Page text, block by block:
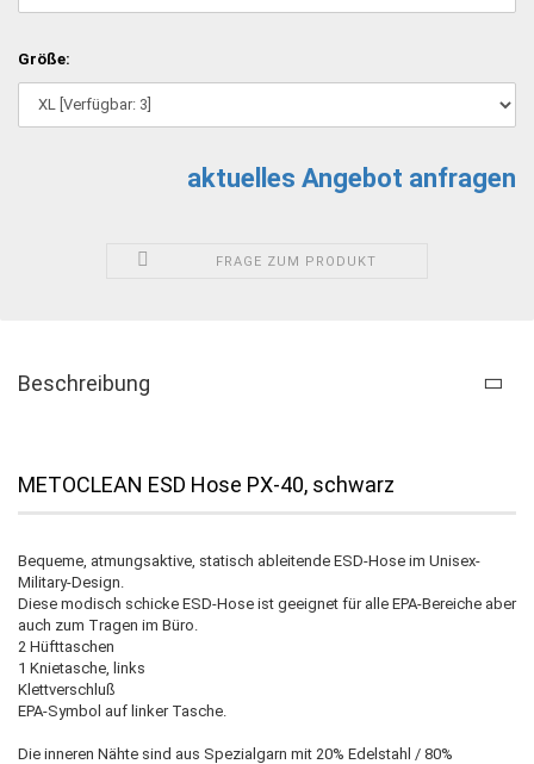
Größe:
aktuelles Angebot anfragen
FRAGE ZUM PRODUKT
Beschreibung
METOCLEAN ESD Hose PX-40, schwarz
Bequeme, atmungsaktive, statisch ableitende ESD-Hose im Unisex-
Military-Design.
Diese modisch schicke ESD-Hose ist geeignet für alle EPA-Bereiche aber
auch zum Tragen im Büro.
2 Hüfttaschen
1 Knietasche, links
Klettverschluß
EPA-Symbol auf linker Tasche.
Die inneren Nähte sind aus Spezialgarn mit 20% Edelstahl / 80%